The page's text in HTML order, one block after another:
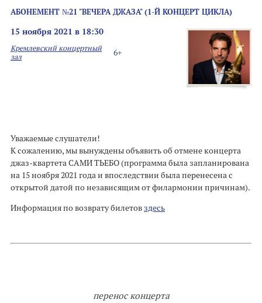
АБОНЕМЕНТ №21 "ВЕЧЕРА ДЖАЗА" (1-Й КОНЦЕРТ ЦИКЛА)
15 ноября 2021 в 18:30
6+
Кремлевский концертный
зал
Уважаемые слушатели!
К сожалению, мы вынуждены объявить об отмене концерта
джаз-квартета САМИ ТЬЕБО (программа была запланирована
на 15 ноября 2021 года и впоследствии была перенесена с
открытой датой по независящим от филармонии причинам).
Информация по возврату билетовздесь
перенос концерта